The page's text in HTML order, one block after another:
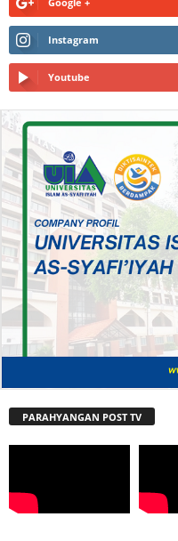
Instagram
Youtube
PARAHYANGAN POST TV